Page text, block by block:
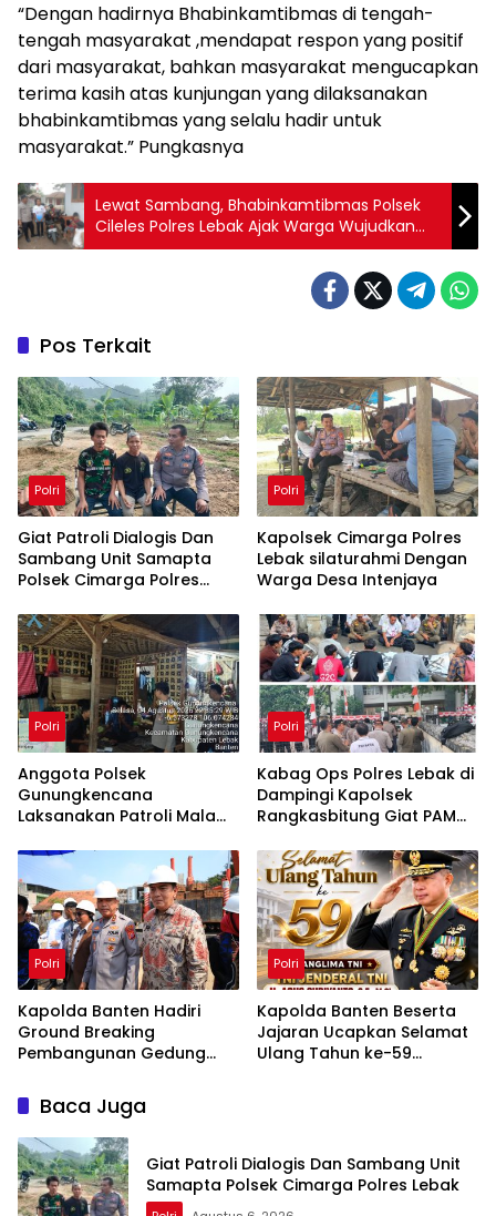
“Dengan hadirnya Bhabinkamtibmas di tengah-
tengah masyarakat ,mendapat respon yang positif
dari masyarakat, bahkan masyarakat mengucapkan
terima kasih atas kunjungan yang dilaksanakan
bhabinkamtibmas yang selalu hadir untuk
masyarakat.” Pungkasnya
Lewat Sambang, Bhabinkamtibmas Polsek
Cileles Polres Lebak Ajak Warga Wujudkan
Situasi Kamtibmas Yang Aman Kondusif
Pos Terkait
Polri
Giat Patroli Dialogis Dan
Sambang Unit Samapta
Polsek Cimarga Polres
Polri
Kapolsek Cimarga Polres
Lebak silaturahmi Dengan
Warga Desa Intenjaya
Polri
Anggota Polsek
Gunungkencana
Laksanakan Patroli Malam,
Kamtibmas
Polri
Kabag Ops Polres Lebak di
Dampingi Kapolsek
Rangkasbitung Giat PAM
DPMPTSP Lebak
Polri
Kapolda Banten Hadiri
Ground Breaking
Pembangunan Gedung
Provinsi Banten
Polri
Kapolda Banten Beserta
Jajaran Ucapkan Selamat
Ulang Tahun ke-59
Baca Juga
Giat Patroli Dialogis Dan Sambang Unit
Samapta Polsek Cimarga Polres Lebak